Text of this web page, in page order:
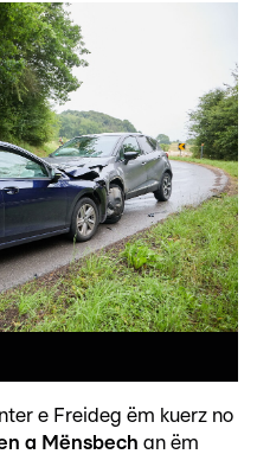
e Freideg ëm kuerz no
a Mënsbech an ëm